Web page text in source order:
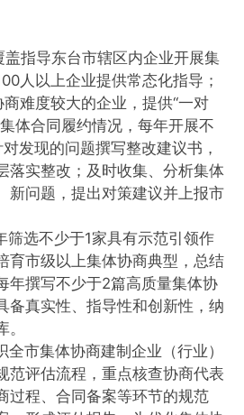
盖指导东台市辖区内企业开展集
人以上企业提供常态化指导；
难度较大的企业，提供“一对
体合同履约情况，每年开展不
发现的问题撰写整改建议书，
落实整改；及时收集、分析集体
新问题，提出对策建议并上报市
筛选不少于1家具有示范引领作
育市级以上集体协商典型，总结
年撰写不少于2篇高质量集体协
备真实性、指导性和创新性，纳
市集体协商建制企业（行业）
范评估流程，重点核查协商代表
过程、合同备案等环节的规范